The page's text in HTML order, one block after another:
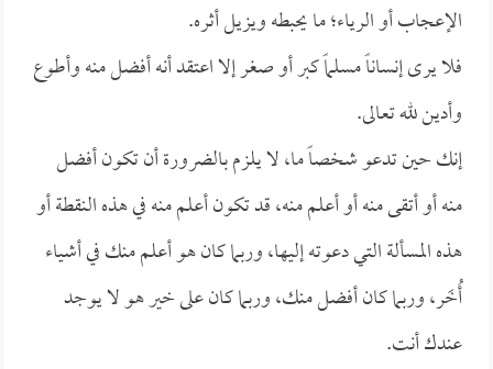
الإعجاب أو الرياء؛ ما يحبطه ويزيل أثره.
فلا يرى إنساناً مسلماً كبر أو صغر إلا اعتقد أنه أفضل منه وأطوع
وأدين لله تعالى.
إنك حين تدعو شخصاً ما، لا يلزم بالضرورة أن تكون أفضل
منه أو أتقى منه أو أعلم منه، قد تكون أعلم منه في هذه النقطة أو
هذه المسألة التي دعوته إليها، وربما كان هو أعلم منك في أشياء
أُخَر، وربما كان أفضل منك، وربما كان على خير هو لا يوجد
عندك أنت.